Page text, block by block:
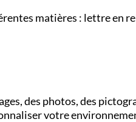
matières : lettre en
des photos, des
votre